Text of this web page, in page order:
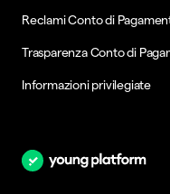
Reclami Conto di
Trasparenza Conto di
Informazioni privilegiate